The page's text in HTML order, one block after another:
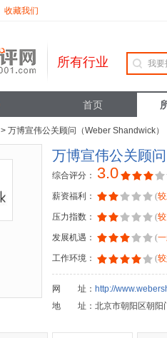
收藏我们
所有行业
首页
> 万博宣伟公关顾问（Weber Shandwick）
万博宣伟公关顾问
综合评分：
3.0
薪资福利： (
压力指数： (
发展机遇： (
工作环境： (
网 址： http://
地 址：北京市朝阳区朝阳